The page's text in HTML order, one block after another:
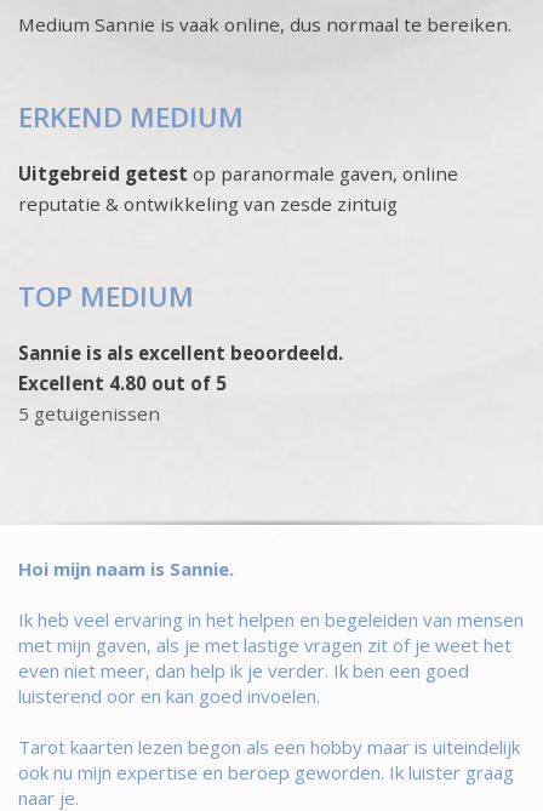
Medium Sannie is vaak online, dus normaal te bereiken.
ERKEND MEDIUM
Uitgebreid getest op paranormale gaven, online
reputatie & ontwikkeling van zesde zintuig
TOP MEDIUM
Sannie is als excellent beoordeeld.
Excellent 4.80 out of 5
5 getuigenissen
Hoi mijn naam is Sannie.
Ik heb veel ervaring in het helpen en begeleiden van mensen
met mijn gaven, als je met lastige vragen zit of je weet het
even niet meer, dan help ik je verder. Ik ben een goed
luisterend oor en kan goed invoelen.
Tarot kaarten lezen begon als een hobby maar is uiteindelijk
ook nu mijn expertise en beroep geworden. Ik luister graag
naar je.